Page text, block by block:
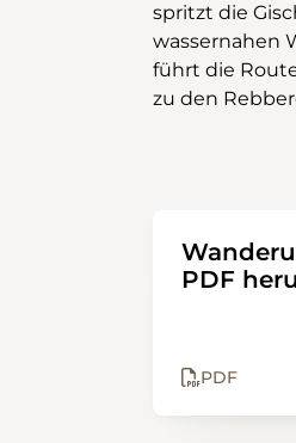
spritzt die
wassernahen
führt die
zu den
Herbstlicht
Genfersees geben
PDF
PDF